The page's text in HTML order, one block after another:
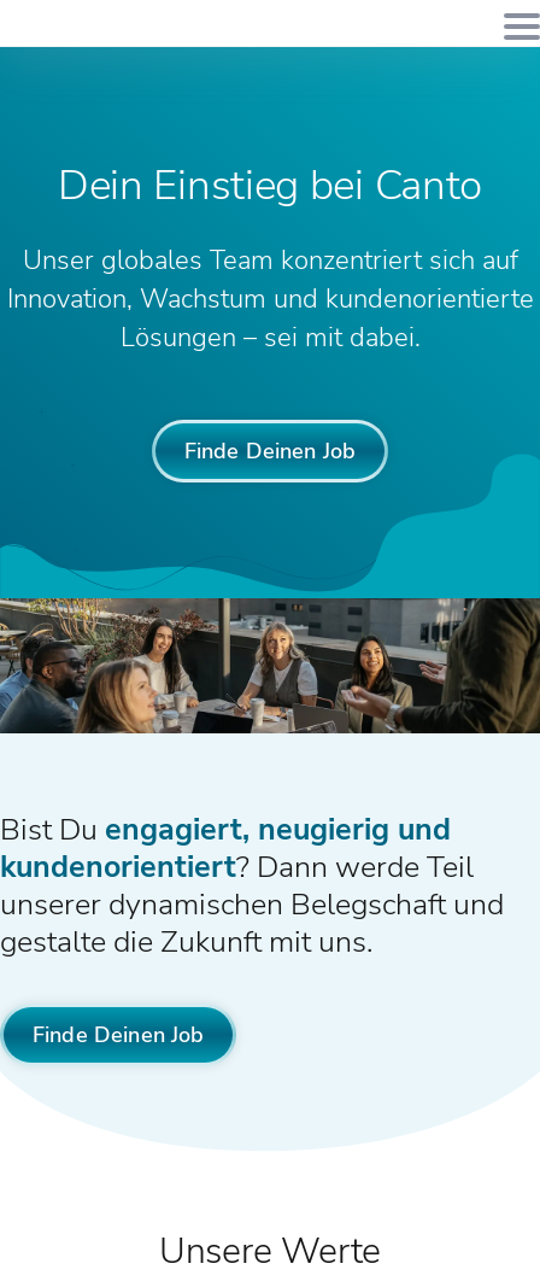
Dein Einstieg bei Canto
Unser globales Team konzentriert sich auf
Innovation, Wachstum und kundenorientierte
Lösungen – sei mit dabei.
Finde Deinen Job
Bist Du engagiert, neugierig und
kundenorientiert? Dann werde Teil
unserer dynamischen Belegschaft und
gestalte die Zukunft mit uns.
Finde Deinen Job
Unsere Werte